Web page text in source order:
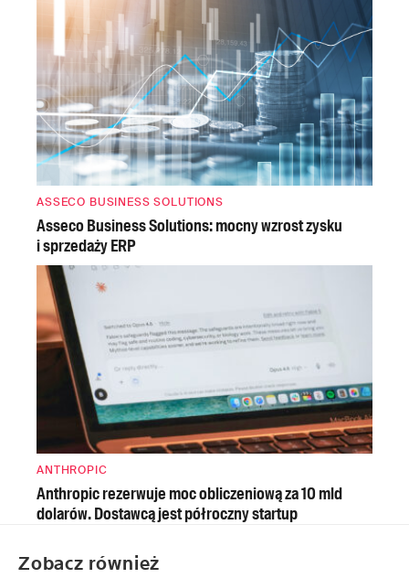
ASSECO BUSINESS SOLUTIONS
Asseco Business Solutions: mocny wzrost zysku
i sprzedaży ERP
ANTHROPIC
Anthropic rezerwuje moc obliczeniową za 10 mld
dolarów. Dostawcą jest półroczny startup
Zobacz również